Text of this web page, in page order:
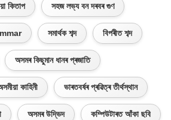
কিতাপ সহজ লভ্য বন দৰবৰ গুণ
সমাৰ্থক শব্দ বিপৰীত শব্দ
অসমৰ কিছুমান ধানৰ প্ৰজাতি
কাহিনী ভাৰতবৰ্ষৰ প্ৰৱিত্ৰ তীৰ্থস্থান
অসমৰ উদ্ভিদ কম্পিউটাৰত আঁকা ছবি